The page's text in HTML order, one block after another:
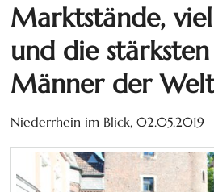
Marktstände,
und die stärksten
Männer der
Niederrhein im Blick,02.05.2019